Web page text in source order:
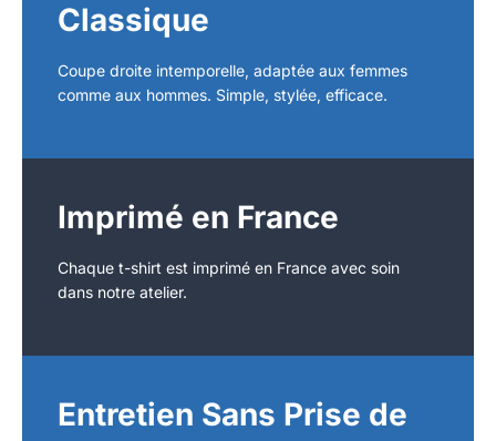
Classique
Coupe droite intemporelle, adaptée aux femmes
comme aux hommes. Simple, stylée, efficace.
Imprimé en France
Chaque t-shirt est imprimé en France avec soin
dans notre atelier.
Entretien Sans Prise de